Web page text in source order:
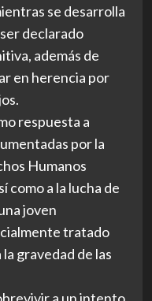
se desarrolla
declarado
además de
en herencia por
respuesta a
por la
Humanos
como a la lucha de
joven
tratado
gravedad de las